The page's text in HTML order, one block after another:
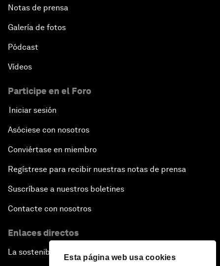
Esta página web usa cookies
Notas de prensa
Galería de fotos
Pódcast
Vídeos
Participe en el Foro
Iniciar sesión
Asóciese con nosotros
Conviértase en miembro
Regístrese para recibir nuestras notas de prensa
Suscríbase a nuestros boletines
Contacte con nosotros
Enlaces directos
La sostenibilidad en el Foro